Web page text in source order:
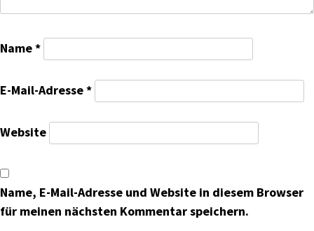
Name*
E-Mail-Adresse*
Website
Name, E-Mail-Adresse und Website in diesem Browser
für meinen nächsten Kommentar speichern.